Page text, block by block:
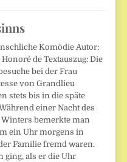
Komödie Autor:
Honoré de Textauszug: Die
bei der Frau
von Grandlieu
stets bis in die späte
einer Nacht des
Winters bemerkte man
ein Uhr morgens in
Familie fremd waren.
ging, als er die Uhr